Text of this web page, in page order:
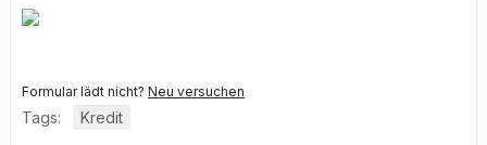
Formular lädt nicht? Neu versuchen
Tags: Kredit